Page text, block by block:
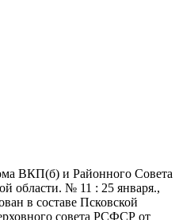
ВКП(б) и Районного Совета
области. № 11 : 25 января.,
в составе Псковской
совета РСФСР от